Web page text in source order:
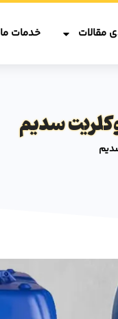
مقالات خدمات ما
سدیم